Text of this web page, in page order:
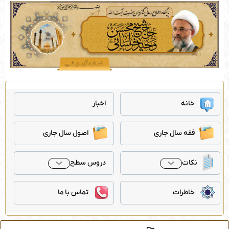
پرش
خانه اخبار
فقه سال جاری اصول سال جاری
نکات دروس سطح
خاطرات تماس با ما